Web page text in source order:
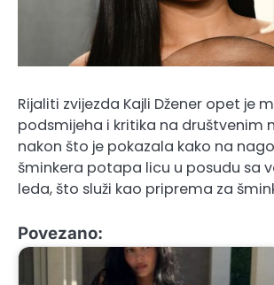
Rijaliti zvijezda Kajli Džener opet je
podsmijeha i kritika na društvenim
nakon što je pokazala kako na
šminkera potapa licu u posudu sa
leda, što služi kao priprema za
Povezano: